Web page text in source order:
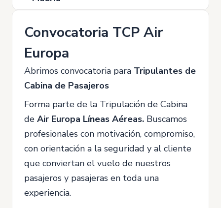
Convocatoria TCP Air
Europa
Abrimos convocatoria para Tripulantes de
Cabina de Pasajeros
Forma parte de la Tripulación de Cabina
de Air Europa Líneas Aéreas. Buscamos
profesionales con motivación, compromiso,
con orientación a la seguridad y al cliente
que conviertan el vuelo de nuestros
pasajeros y pasajeras en toda una
experiencia.